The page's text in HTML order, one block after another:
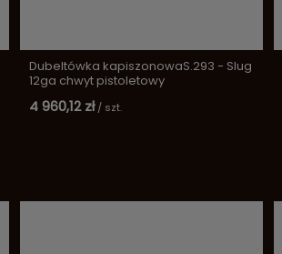
Dubeltówka kapiszonowaS.293 - Slug
12ga chwyt pistoletowy
4 960,12 zł / szt.